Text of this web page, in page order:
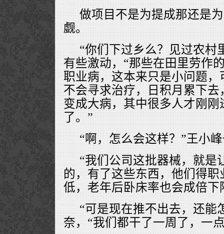
做项目不是为提成那还是
觑。
“你们下过乡么？见过农村
有些激动，“那些在田里劳作
职业病，这本来只是小问题
不会寻求治疗，日积月累下
变成大病，其中很多人才刚
了。”
“啊，怎么会这样？”王小
“我们公司这批器械，就是
的，有了这些东西，他们得
低，老年后卧床率也会成倍下
“可是现在推不出去，还能
奈，“我们都干了一周了，一